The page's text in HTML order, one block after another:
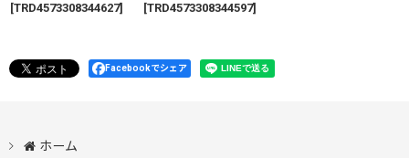
[TRD4573308344627]
[TRD4573308344597]
Facebookでシェア
ホーム